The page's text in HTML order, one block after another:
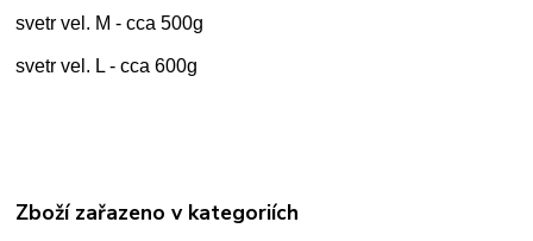
svetr vel. M - cca 500g
svetr vel. L - cca 600g
Zboží zařazeno v kategoriích